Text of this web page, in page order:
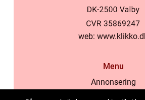
web:
Menu
Annonsering